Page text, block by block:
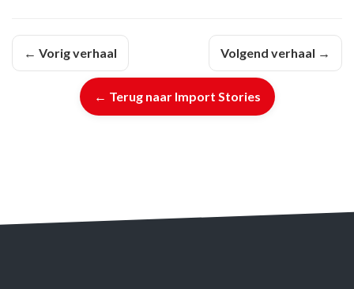
← Vorig verhaal
← Terug naar Import Stories
Volgend verhaal →